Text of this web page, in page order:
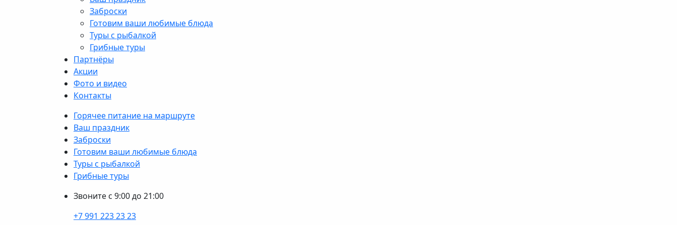
Заброски
Готовим ваши любимые блюда
Туры с рыбалкой
Грибные туры
Партнёры
Акции
Фото и видео
Контакты
Горячее питание на маршруте
Ваш праздник
Заброски
Готовим ваши любимые блюда
Туры с рыбалкой
Грибные туры
Звоните с 9:00 до 21:00
+7 991 223 23 23